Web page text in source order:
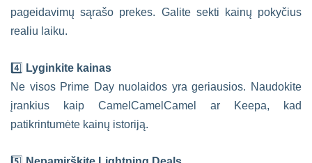
pageidavimų sąrašo prekes. Galite sekti kainų pokyčius
realiu laiku.
4️⃣ Lyginkite kainas
Ne visos Prime Day nuolaidos yra geriausios. Naudokite
įrankius kaip CamelCamelCamel ar Keepa, kad
patikrintumėte kainų istoriją.